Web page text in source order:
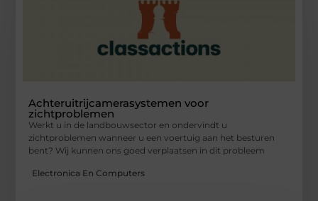
Achteruitrijcamerasystemen voor
zichtproblemen
Werkt u in de landbouwsector en ondervindt u
zichtproblemen wanneer u een voertuig aan het besturen
bent? Wij kunnen ons goed verplaatsen in dit probleem
Electronica En Computers